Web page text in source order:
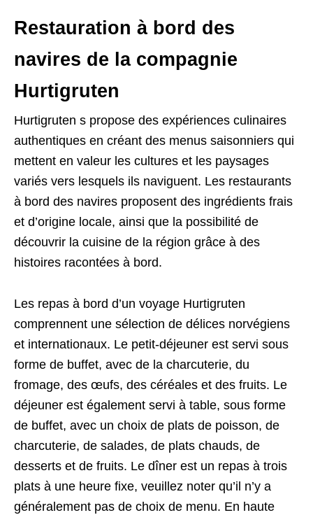
Restauration à bord des
navires de la compagnie
Hurtigruten
Hurtigruten s propose des expériences culinaires
authentiques en créant des menus saisonniers qui
mettent en valeur les cultures et les paysages
variés vers lesquels ils naviguent. Les restaurants
à bord des navires proposent des ingrédients frais
et d’origine locale, ainsi que la possibilité de
découvrir la cuisine de la région grâce à des
histoires racontées à bord.
Les repas à bord d’un voyage Hurtigruten
comprennent une sélection de délices norvégiens
et internationaux. Le petit-déjeuner est servi sous
forme de buffet, avec de la charcuterie, du
fromage, des œufs, des céréales et des fruits. Le
déjeuner est également servi à table, sous forme
de buffet, avec un choix de plats de poisson, de
charcuterie, de salades, de plats chauds, de
desserts et de fruits. Le dîner est un repas à trois
plats à une heure fixe, veuillez noter qu’il n’y a
généralement pas de choix de menu. En haute